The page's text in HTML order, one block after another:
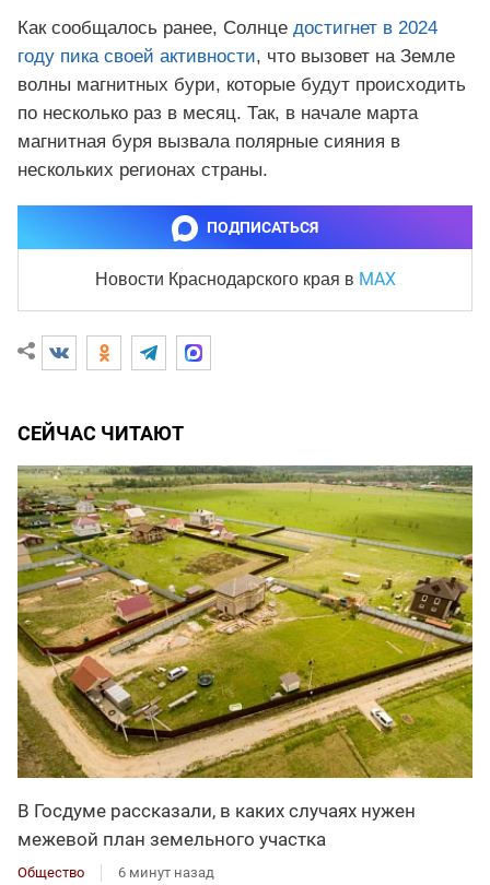
Как сообщалось ранее, Солнце достигнет в 2024
году пика своей активности, что вызовет на Земле
волны магнитных бури, которые будут происходить
по несколько раз в месяц. Так, в начале марта
магнитная буря вызвала полярные сияния в
нескольких регионах страны.
ПОДПИСАТЬСЯ
Новости Краснодарского края в MAX
СЕЙЧАС ЧИТАЮТ
В Госдуме рассказали, в каких случаях нужен
межевой план земельного участка
Общество 6 минут назад